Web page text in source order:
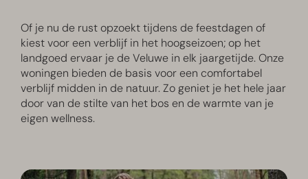
Of je nu de rust opzoekt tijdens de feestdagen of
kiest voor een verblijf in het hoogseizoen; op het
landgoed ervaar je de Veluwe in elk jaargetijde. Onze
woningen bieden de basis voor een comfortabel
verblijf midden in de natuur. Zo geniet je het hele jaar
door van de stilte van het bos en de warmte van je
eigen wellness.